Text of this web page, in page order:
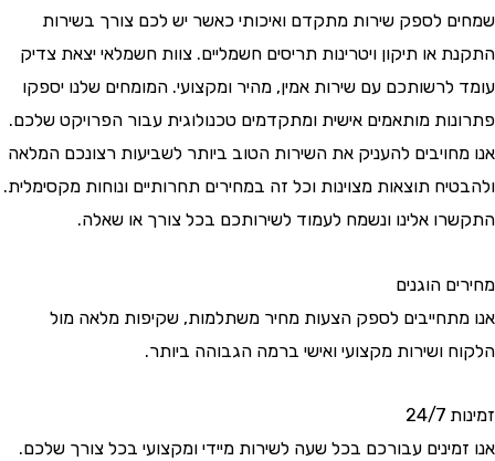
שמחים לספק שירות מתקדם ואיכותי כאשר יש לכם צורך בשירות
התקנת או תיקון ויטרינות תריסים חשמליים. צוות חשמלאי יצאת צדיק
עומד לרשותכם עם שירות אמין, מהיר ומקצועי. המומחים שלנו יספקו
פתרונות מותאמים אישית ומתקדמים טכנולוגית עבור הפרויקט שלכם.
אנו מחויבים להעניק את השירות הטוב ביותר לשביעות רצונכם המלאה
ולהבטיח תוצאות מצוינות וכל זה במחירים תחרותיים ונוחות מקסימלית.
התקשרו אלינו ונשמח לעמוד לשירותכם בכל צורך או שאלה.
מחירים הוגנים
אנו מתחייבים לספק הצעות מחיר משתלמות, שקיפות מלאה מול
הלקוח ושירות מקצועי ואישי ברמה הגבוהה ביותר.
זמינות 24/7
אנו זמינים עבורכם בכל שעה לשירות מיידי ומקצועי בכל צורך שלכם.